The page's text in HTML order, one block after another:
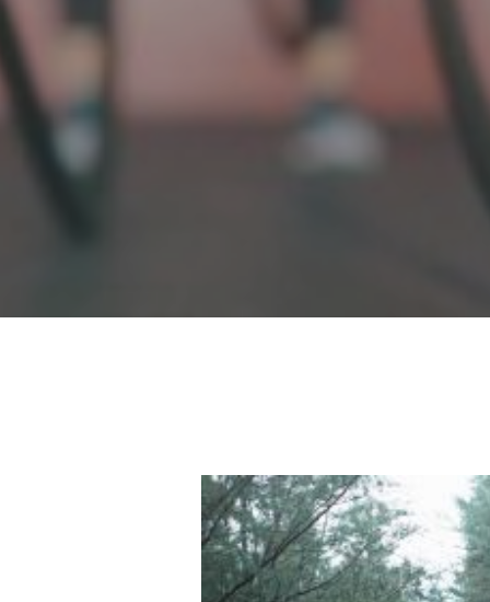
HOTELS DOBLER GREEN